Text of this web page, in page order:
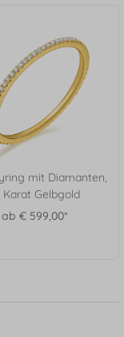
mit Diamanten,
Karat Gelbgold
ab € 599,00*